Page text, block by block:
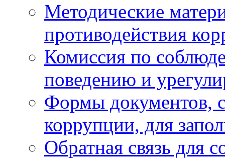
Методические
противодействия
Комиссия по
поведению и
Формы документов,
коррупции, для
Обратная связь для